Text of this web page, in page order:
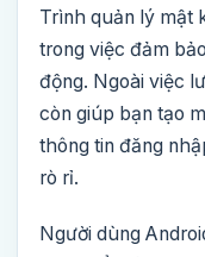
Trình quản lý mật
trong việc đảm
động. Ngoài việc
còn giúp bạn tạo
thông tin đăng
rò rỉ.
Người dùng